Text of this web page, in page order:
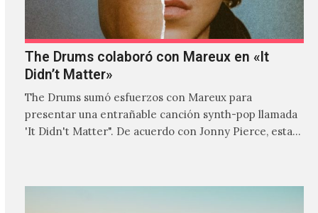
The Drums colaboró con Mareux en «It
Didn’t Matter»
The Drums sumó esfuerzos con Mareux para
presentar una entrañable canción synth-pop llamada
'It Didn't Matter". De acuerdo con Jonny Pierce, esta